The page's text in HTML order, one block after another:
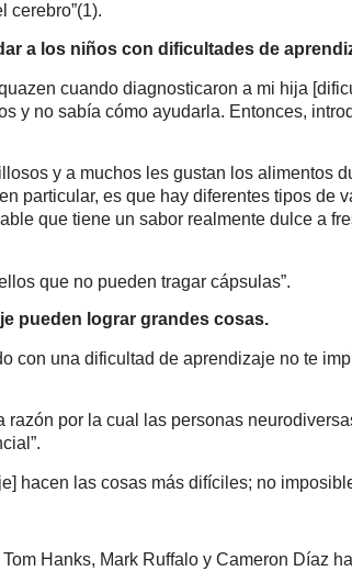
cerebro”(1).
a los niños con dificultades de
cuando diagnosticaron a mi hija
y no sabía cómo ayudarla. Entonces,
y a muchos les gustan los alimentos
particular, es que hay diferentes tipos de
que tiene un sabor realmente dulce a
que no pueden tragar cápsulas”.
pueden lograr grandes cosas.
con una dificultad de aprendizaje no te
razón por la cual las personas
hacen las cosas más difíciles; no
Hanks, Mark Ruffalo y Cameron Díaz